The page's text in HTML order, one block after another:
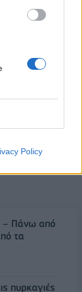
Policy
– Πάνω από
τα
πυρκαγιές